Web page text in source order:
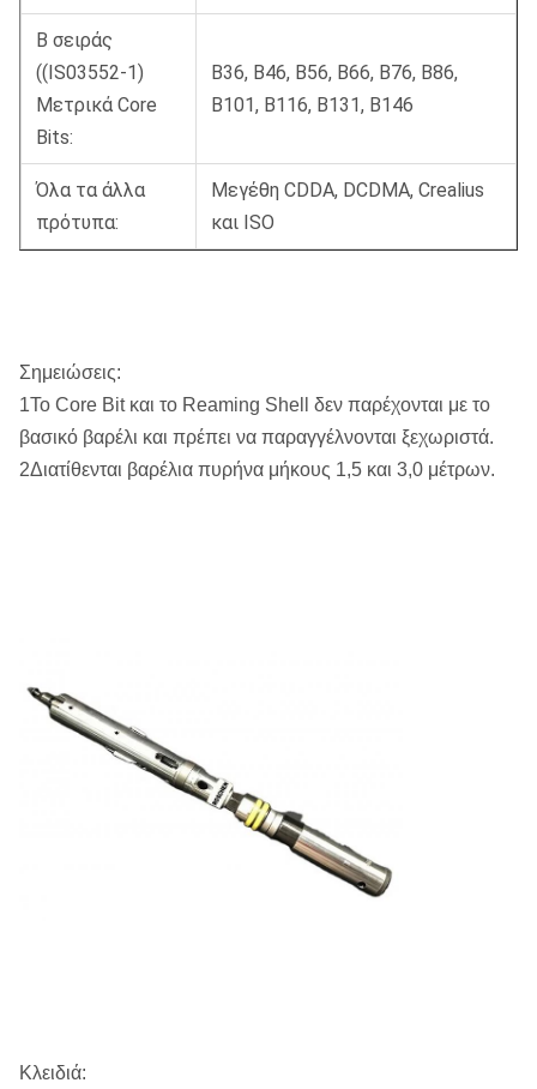
Β σειράς
((IS03552-1)
Μετρικά Core
Bits:
Β36, Β46, Β56, Β66, Β76, Β86,
Β101, Β116, Β131, Β146
Όλα τα άλλα
πρότυπα:
Μεγέθη CDDA, DCDMA, Crealius
και ISO
Σημειώσεις:
1Το Core Bit και το Reaming Shell δεν παρέχονται με το
βασικό βαρέλι και πρέπει να παραγγέλνονται ξεχωριστά.
2Διατίθενται βαρέλια πυρήνα μήκους 1,5 και 3,0 μέτρων.
Κλειδιά: